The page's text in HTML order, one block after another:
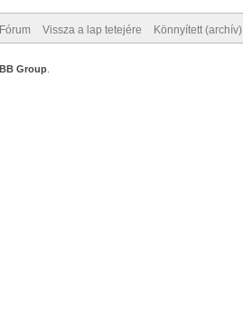
Vissza a lap tetejére Könnyített
Group